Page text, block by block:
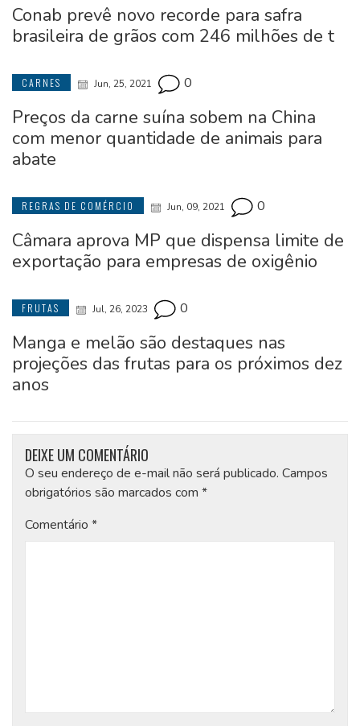
Conab prevê novo recorde para safra
brasileira de grãos com 246 milhões de t
CARNES Jun, 25, 2021 0
Preços da carne suína sobem na China
com menor quantidade de animais para
abate
REGRAS DE COMÉRCIO Jun, 09, 2021 0
Câmara aprova MP que dispensa limite de
exportação para empresas de oxigênio
FRUTAS Jul, 26, 2023 0
Manga e melão são destaques nas
projeções das frutas para os próximos dez
anos
DEIXE UM COMENTÁRIO
O seu endereço de e-mail não será publicado. Campos
obrigatórios são marcados com *
Comentário *